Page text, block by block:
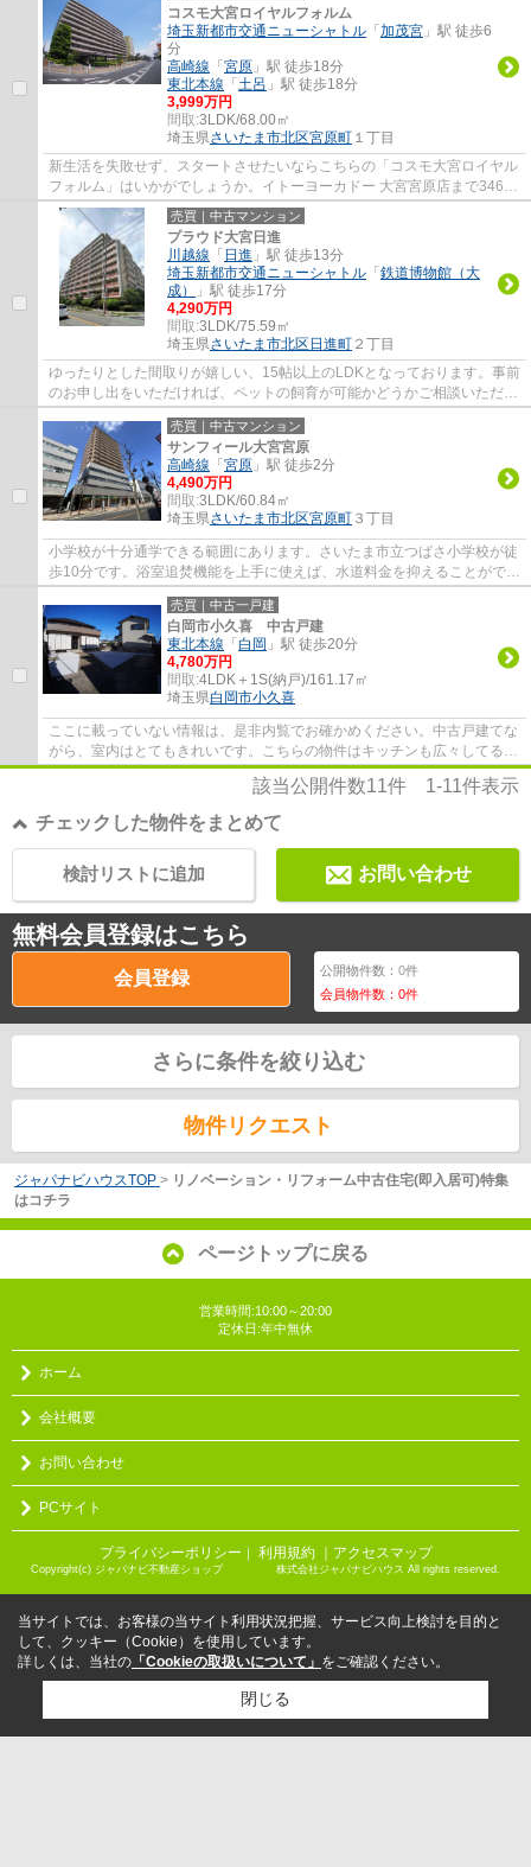
コスモ大宮ロイヤルフォルム
埼玉新都市交通ニューシャトル 「 加茂宮 」駅 徒歩6
分
高崎線 「 宮原 」駅 徒歩18分
東北本線 「 土呂 」駅 徒歩18分
3,999万円
間取:3LDK/68.00㎡
埼玉県さいたま市北区宮原町 １丁目
新生活を失敗せず、スタートさせたいならこちらの「コスモ大宮ロイヤル
フォルム」はいかがでしょうか。イトーヨーカドー 大宮宮原店まで346m
です。フローリングに小さな畳を置くと、簡...
売買｜中古マンション
プラウド大宮日進
川越線 「 日進 」駅 徒歩13分
埼玉新都市交通ニューシャトル 「 鉄道博物館（大
成）
」駅 徒歩17分
4,290万円
間取:3LDK/75.59㎡
埼玉県さいたま市北区 日進町 ２丁目
ゆったりとした間取りが嬉しい、15帖以上のLDKとなっております。事前
のお申し出をいただければ、ペットの飼育が可能かどうかご相談いただけ
ます。専有面積が75.59㎡でスペースが十分...
売買｜中古マンション
サンフィール大宮宮原
高崎線 「 宮原 」駅 徒歩2分
4,490万円
間取:3LDK/60.84㎡
埼玉県さいたま市北区宮原町 ３丁目
小学校が十分通学できる範囲にあります。さいたま市立つばさ小学校が徒
歩10分です。浴室追焚機能を上手に使えば、水道料金を抑えることができ
ます。共有部分も清潔感があり、綺麗な中...
売買｜中古一戸建
白岡市小久喜 中古戸建
東北本線 「 白岡 」駅 徒歩20分
4,780万円
間取:4LDK＋1S(納戸)/161.17㎡
埼玉県白岡市小久喜
ここに載っていない情報は、是非内覧でお確かめください。中古戸建てな
がら、室内はとてもきれいです。こちらの物件はキッチンも広々してるの
で快適に料理ができます。浴室乾燥機のあ...
該当公開件数11件 1-11件表示
チェックした物件をまとめて
お問い合わせ
検討リストに追加
無料会員登録はこちら
会員登録 公開物件数：0件
会員物件数：0件
さらに条件を絞り込む
物件リクエスト
ジャパナビハウスTOP > リノベーション・リフォーム中古住宅(即入居可)特集
はコチラ
ページトップに戻る
営業時間:10:00～20:00
定休日:年中無休
ホーム
会社概要
お問い合わせ
PCサイト
プライバシーポリシー ｜ 利用規約 ｜アクセスマップ
Copyright(c) ジャパナビ不動産ショップ 株式会社ジャパナビハウス All rights reserved.
当サイトでは、お客様の当サイト利用状況把握、サービス向上検討を目的と
して、クッキー（Cookie）を使用しています。
詳しくは、当社の 「Cookieの取扱いについて」 をご確認ください。
閉じる